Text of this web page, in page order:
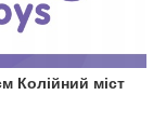
Колійний міст